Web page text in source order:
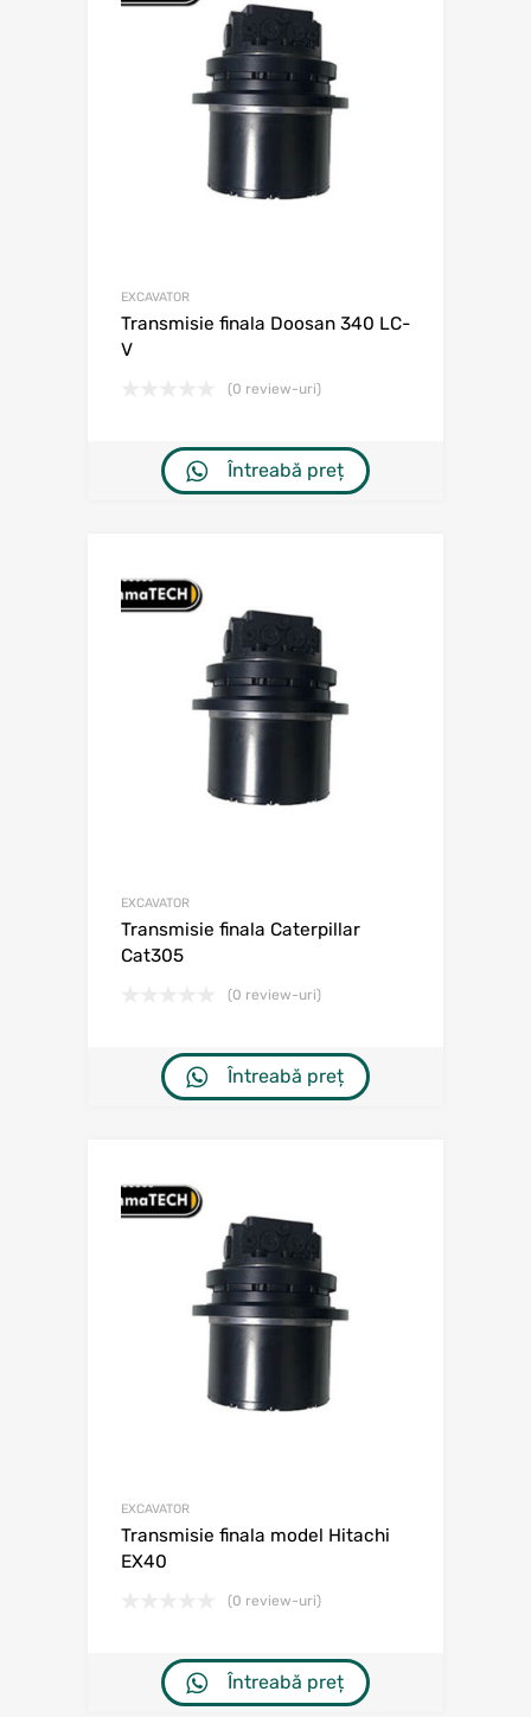
EXCAVATOR
Transmisie finala Doosan 340 LC-
V
(0 review-uri)
Întreabă preț
EXCAVATOR
Transmisie finala Caterpillar
Cat305
(0 review-uri)
Întreabă preț
EXCAVATOR
Transmisie finala model Hitachi
EX40
(0 review-uri)
Întreabă preț